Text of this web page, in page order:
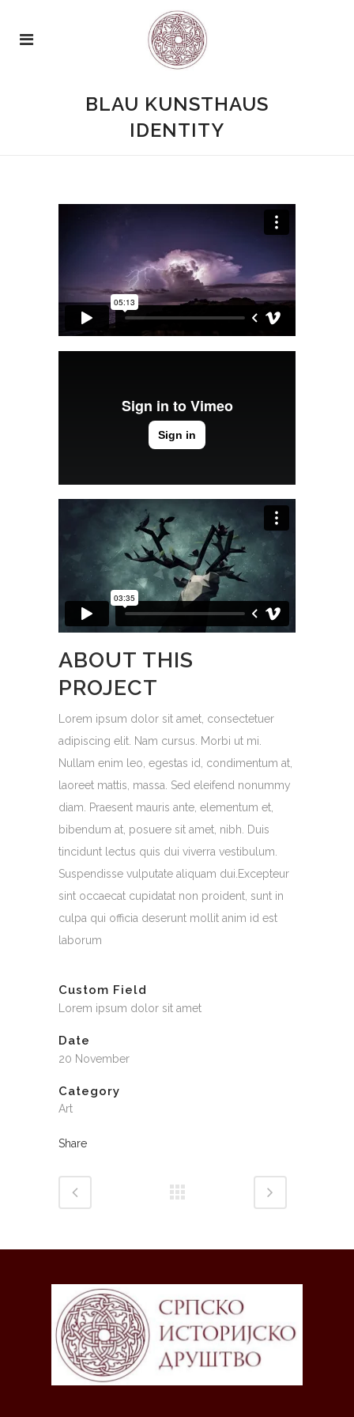
BLAU KUNSTHAUS
IDENTITY
ABOUT THIS
PROJECT
Lorem ipsum dolor sit amet, consectetuer
adipiscing elit. Nam cursus. Morbi ut mi.
Nullam enim leo, egestas id, condimentum at,
laoreet mattis, massa. Sed eleifend nonummy
diam. Praesent mauris ante, elementum et,
bibendum at, posuere sit amet, nibh. Duis
tincidunt lectus quis dui viverra vestibulum.
Suspendisse vulputate aliquam dui.Excepteur
sint occaecat cupidatat non proident, sunt in
culpa qui officia deserunt mollit anim id est
laborum
Custom Field
Lorem ipsum dolor sit amet
Date
20 November
Category
Art
Share